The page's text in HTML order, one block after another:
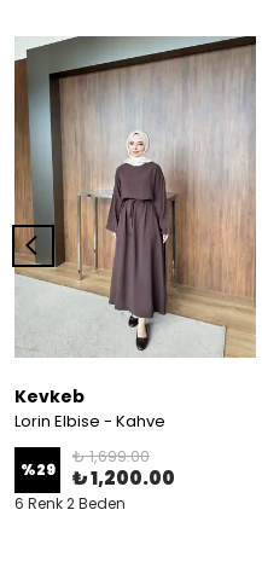
Kevkeb
Lorin Elbise - Kahve
%29
₺ 1,699.00
₺ 1,200.00
6 Renk 2 Beden